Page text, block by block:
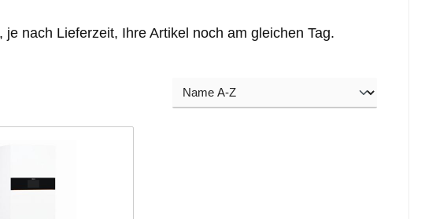
nach Lieferzeit, Ihre Artikel noch am gleichen Tag.